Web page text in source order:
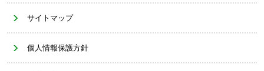
サイトマップ
個人情報保護方針